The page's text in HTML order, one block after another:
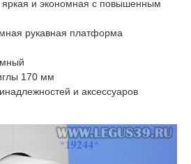
и экономная с повышенным
рукавная платформа
170 мм
и аксессуаров